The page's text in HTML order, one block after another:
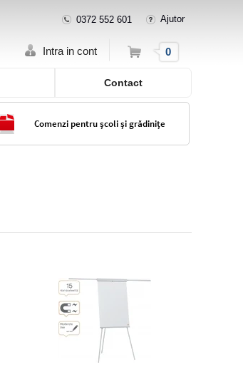
0372 552 601 Ajutor
Intra in cont Cos 0
Contact
Comenzi pentru școli și grădinițe